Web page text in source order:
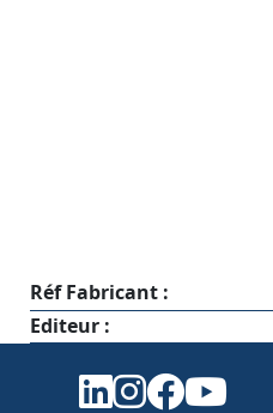
Réf Fabricant :
Editeur :